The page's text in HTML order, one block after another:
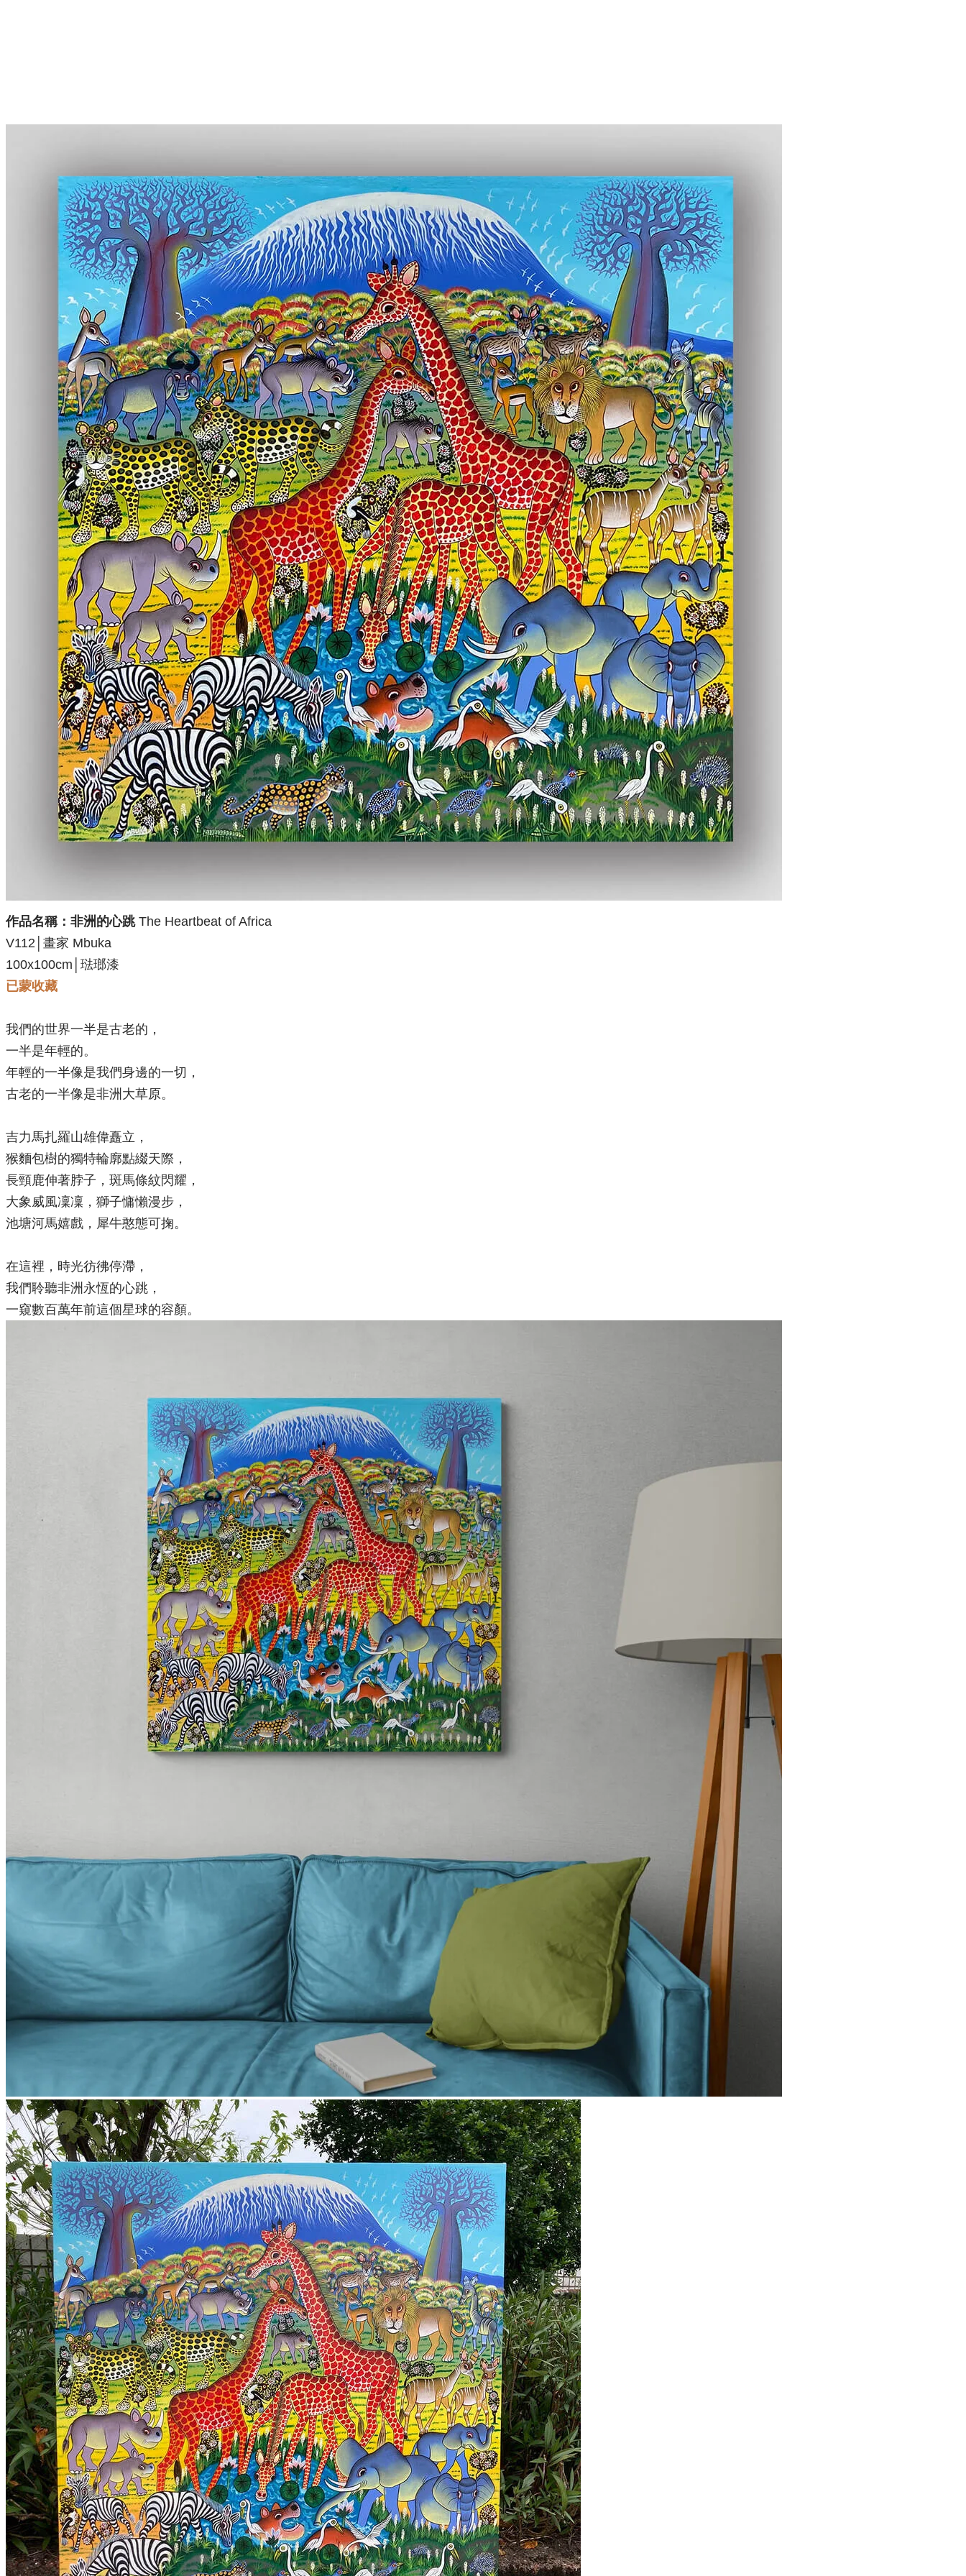
More...
作品名稱：非洲的心跳 The Heartbeat of Africa
V112│畫家 Mbuka
100x100cm│琺瑯漆
已蒙收藏
我們的世界一半是古老的，
一半是年輕的。
年輕的一半像是我們身邊的一切，
古老的一半像是非洲大草原。
吉力馬扎羅山雄偉矗立，
猴麵包樹的獨特輪廓點綴天際，
長頸鹿伸著脖子，斑馬條紋閃耀，
大象威風凜凜，獅子慵懶漫步，
池塘河馬嬉戲，犀牛憨態可掬。
在這裡，時光彷彿停滯，
我們聆聽非洲永恆的心跳，
一窺數百萬年前這個星球的容顏。